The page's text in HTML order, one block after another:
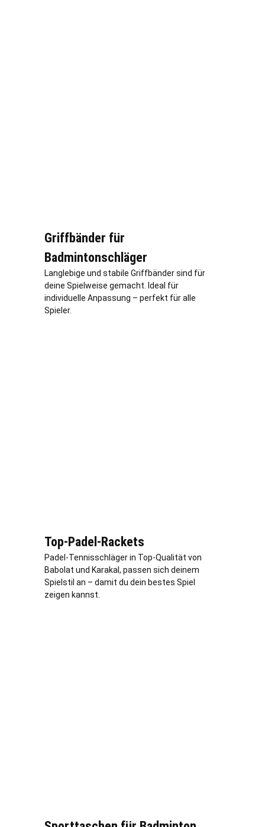
Griffbänder für
Badmintonschläger
Langlebige und stabile Griffbänder sind für
deine Spielweise gemacht. Ideal für
individuelle Anpassung – perfekt für alle
Spieler.
Top-Padel-Rackets
Padel-Tennisschläger in Top-Qualität von
Babolat und Karakal, passen sich deinem
Spielstil an – damit du dein bestes Spiel
zeigen kannst.